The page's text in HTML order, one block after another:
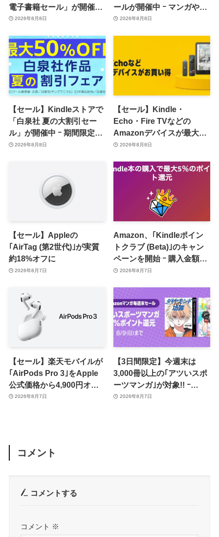
電子書籍セール」が開催中
ｰ コミックやゲーム関連書
2026年8月8日
ールが開催中 ｰ マンガや写
真集など1,000冊以上が
2026年8月8日
【セール】Kindleストアで
「白泉社 夏の大割引セー
ル」が開催中 ｰ 期間限定
70％オフや全巻50％オフな
2026年8月8日
【セール】Kindle・
Echo・Fire TVなどの
Amazonデバイスが最大
31%オフに
2026年8月8日
【セール】Appleの
｢AirTag (第2世代)｣が実質
約18%オフに
2026年8月7日
Amazon、｢Kindleポイン
トクラブ (Beta)｣のキャン
ペーンを開始 ｰ 購入金額に
応じて来月のポイント還元
2026年8月7日
【セール】楽天モバイルが
｢AirPods Pro 3｣をApple
公式価格から4,900円オフ
で販売中
2026年8月7日
【3日間限定】今週末は
3,000冊以上の｢アツいスポ
ーツマンガ｣が対象!! ｰ
｢Amazonマンガ毎週末セ
2026年8月7日
コメント
コメントする
コメント ※